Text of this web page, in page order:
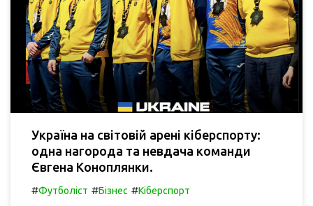
Україна на світовій арені кіберспорту:
одна нагорода та невдача команди
Євгена Коноплянки.
#Футболіст #Бізнес #Кіберспорт